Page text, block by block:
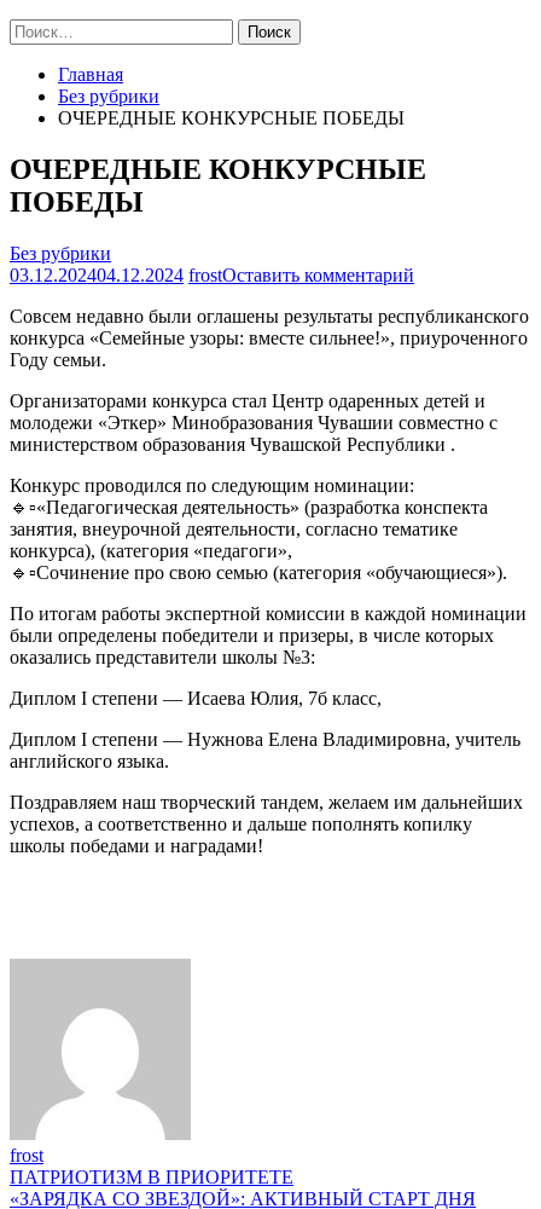
Найти:
Главная
Без рубрики
ОЧЕРЕДНЫЕ КОНКУРСНЫЕ ПОБЕДЫ
ОЧЕРЕДНЫЕ КОНКУРСНЫЕ
ПОБЕДЫ
Без рубрики
03.12.202404.12.2024 frostОставить комментарий
ПОБЕДЫ
Совсем недавно были оглашены результаты республиканского
конкурса «Семейные узоры: вместе сильнее!», приуроченного
Году семьи.
Организаторами конкурса стал Центр одаренных детей и
молодежи «Эткер» Минобразования Чувашии совместно с
министерством образования Чувашской Республики .
Конкурс проводился по следующим номинации:
🔹▫️«Педагогическая деятельность» (разработка конспекта
занятия, внеурочной деятельности, согласно тематике
конкурса), (категория «педагоги»,
🔹▫️Сочинение про свою семью (категория «обучающиеся»).
По итогам работы экспертной комиссии в каждой номинации
были определены победители и призеры, в числе которых
оказались представители школы №3:
Диплом I степени — Исаева Юлия, 7б класс,
Диплом I степени — Нужнова Елена Владимировна, учитель
английского языка.
Поздравляем наш творческий тандем, желаем им дальнейших
успехов, а соответственно и дальше пополнять копилку
школы победами и наградами!
frost
Навигация
ПАТРИОТИЗМ В ПРИОРИТЕТЕ
«ЗАРЯДКА СО ЗВЕЗДОЙ»: АКТИВНЫЙ СТАРТ ДНЯ